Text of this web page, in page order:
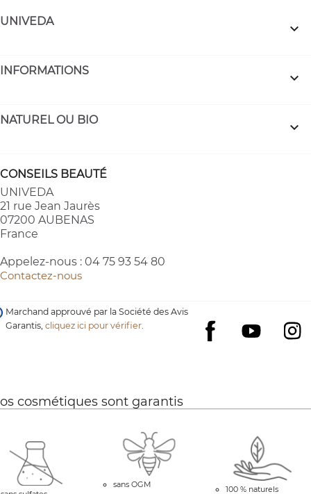
UNIVEDA 
INFORMATIONS 
NATUREL OU BIO 
CONSEILS BEAUTÉ
UNIVEDA
21 rue Jean Jaurès
07200 AUBENAS
France
Appelez-nous : 04 75 93 54 80
Contactez-nous
Facebook
YouTube
Marchand approuvé par la Société des Avis
Garantis,cliquez ici pour vérifier.
cosmétiques sont garantis
sans OGM
100 % naturels